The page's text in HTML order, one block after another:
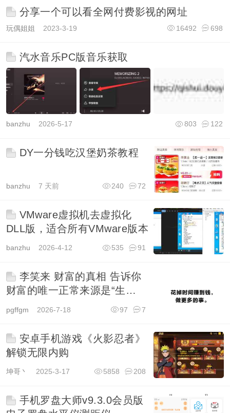
分享一个可以看全网付费影视的网址
玩偶姐姐 2023-3-19 698
16492
汽水音乐PC版音乐获取
banzhu 2026-5-17 122
803
DY一分钱吃汉堡奶茶教程
banzhu 7 天前 72
240
VMware虚拟机去虚拟化
DLL版，适合所有VMware版本
banzhu 2026-4-12 91
535
李笑来 财富的真相 告诉你
财富的唯一正常来源是“生
pgffgm 2026-7-18 7
97
安卓手机游戏《火影忍者》
解锁无限内购
坤哥丶 2025-3-17 208
5858
手机罗盘大师v9.3.0会员版